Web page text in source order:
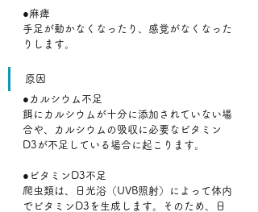
●麻痺
手足が動かなくなったり、感覚がなくなった
りします。
原因
●カルシウム不足
餌にカルシウムが十分に添加されていない場
合や、カルシウムの吸収に必要なビタミン
D3が不足している場合に起こります。﻿
●ビタミンD3不足
爬虫類は、日光浴（UVB照射）によって体内
でビタミンD3を生成します。そのため、日